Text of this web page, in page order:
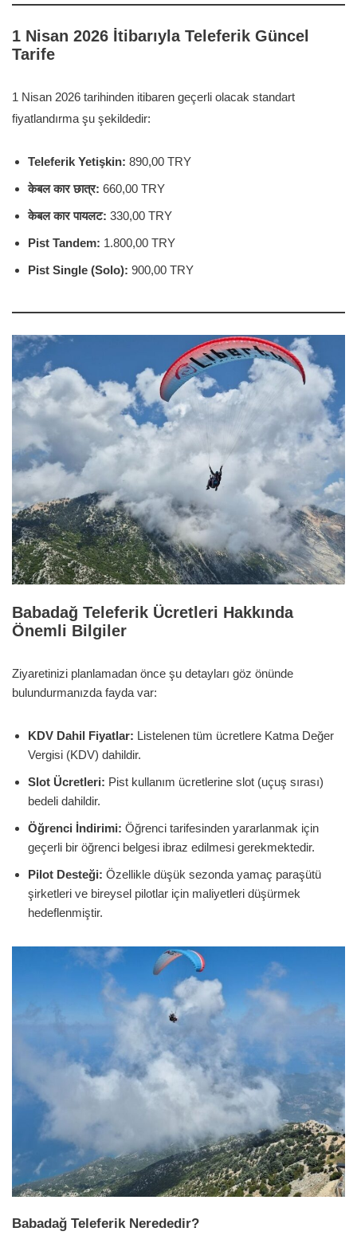
1 Nisan 2026 İtibarıyla Teleferik Güncel
Tarife
1 Nisan 2026 tarihinden itibaren geçerli olacak standart
fiyatlandırma şu şekildedir:
Teleferik Yetişkin: 890,00 TRY
केबल कार छात्र: 660,00 TRY
केबल कार पायलट: 330,00 TRY
Pist Tandem: 1.800,00 TRY
Pist Single (Solo): 900,00 TRY
Babadağ Teleferik Ücretleri Hakkında
Önemli Bilgiler
Ziyaretinizi planlamadan önce şu detayları göz önünde
bulundurmanızda fayda var:
KDV Dahil Fiyatlar: Listelenen tüm ücretlere Katma Değer
Vergisi (KDV) dahildir.
Slot Ücretleri: Pist kullanım ücretlerine slot (uçuş sırası)
bedeli dahildir.
Öğrenci İndirimi: Öğrenci tarifesinden yararlanmak için
geçerli bir öğrenci belgesi ibraz edilmesi gerekmektedir.
Pilot Desteği: Özellikle düşük sezonda yamaç paraşütü
şirketleri ve bireysel pilotlar için maliyetleri düşürmek
hedeflenmiştir.
Babadağ Teleferik Nerededir?